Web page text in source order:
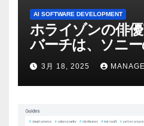
AI SOFTWARE DEVELOPMENT
ホライゾンの俳
バーチは、ソニ
ビデオを見て「ゲ
マンスという芸術
感じた」と語る –
3月 18, 2025